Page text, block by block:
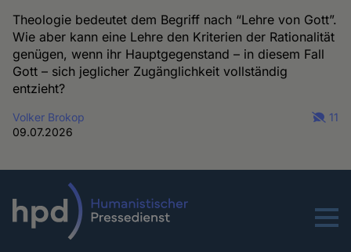
Theologie bedeutet dem Begriff nach “Lehre von Gott”.
Wie aber kann eine Lehre den Kriterien der Rationalität
genügen, wenn ihr Hauptgegenstand – in diesem Fall
Gott – sich jeglicher Zugänglichkeit vollständig
entzieht?
Volker Brokop
09.07.2026
11
Menu